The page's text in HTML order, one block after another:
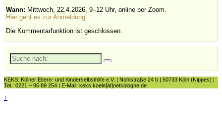
Wann: Mittwoch, 22.4.2026, 9–12 Uhr, online per Zoom.
Hier geht es zur Anmeldung.
Die Kommentarfunktion ist geschlossen.
Suche
nach:
KEKS: Kölner Eltern- und Kinderselbsthilfe e.V. | Nohlstraße 24 b | 50733 Köln (Nippes) |
Tel.: 0221 – 95 89 254 | E-Mail: keks.koeln[ät]netcologne.de
↑